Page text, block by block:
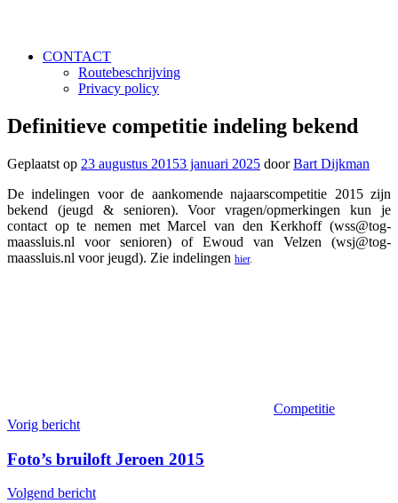
CONTACT
Routebeschrijving
Privacy policy
Definitieve competitie indeling bekend
Geplaatst op 23 augustus 20153 januari 2025 doorBart Dijkman
De indelingen voor de aankomende najaarscompetitie 2015 zijn
bekend (jeugd & senioren). Voor vragen/opmerkingen kun je
contact op te nemen met Marcel van den Kerkhoff (wss@tog-
maassluis.nl voor senioren) of Ewoud van Velzen (wsj@tog-
maassluis.nl voor jeugd). Zie indelingen hier.
Competitie
Berichtnavigatie
Vorig bericht
Foto’s bruiloft Jeroen 2015
Volgend bericht